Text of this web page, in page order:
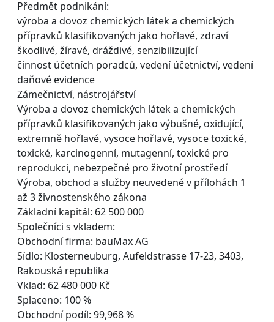
Předmět podnikání:
výroba a dovoz chemických látek a chemických
přípravků klasifikovaných jako hořlavé, zdraví
škodlivé, žíravé, dráždivé, senzibilizující
činnost účetních poradců, vedení účetnictví, vedení
daňové evidence
Zámečnictví, nástrojářství
Výroba a dovoz chemických látek a chemických
přípravků klasifikovaných jako výbušné, oxidující,
extremně hořlavé, vysoce hořlavé, vysoce toxické,
toxické, karcinogenní, mutagenní, toxické pro
reprodukci, nebezpečné pro životní prostředí
Výroba, obchod a služby neuvedené v přílohách 1
až 3 živnostenského zákona
Základní kapitál: 62 500 000
Společníci s vkladem:
Obchodní firma: bauMax AG
Sídlo: Klosterneuburg, Aufeldstrasse 17-23, 3403,
Rakouská republika
Vklad: 62 480 000 Kč
Splaceno: 100 %
Obchodní podíl: 99,968 %